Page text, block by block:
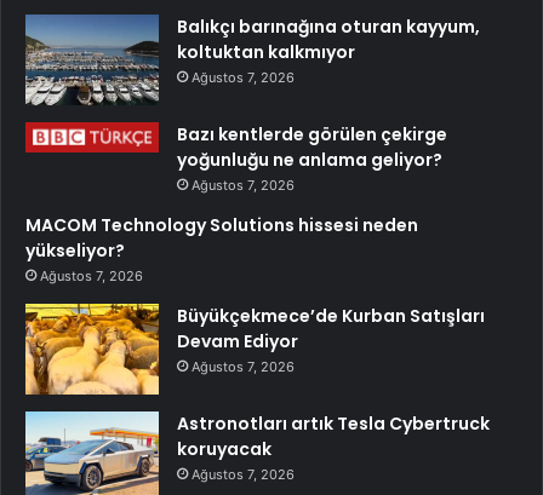
Balıkçı barınağına oturan kayyum,
koltuktan kalkmıyor
Ağustos 7, 2026
Bazı kentlerde görülen çekirge
yoğunluğu ne anlama geliyor?
Ağustos 7, 2026
MACOM Technology Solutions hissesi neden
yükseliyor?
Ağustos 7, 2026
Büyükçekmece’de Kurban Satışları
Devam Ediyor
Ağustos 7, 2026
Astronotları artık Tesla Cybertruck
koruyacak
Ağustos 7, 2026